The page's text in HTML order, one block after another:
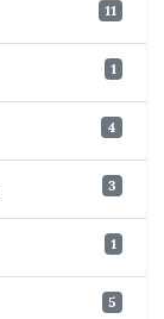
11
1
4
3
1
5